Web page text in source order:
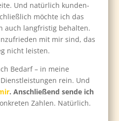
Und natürlich kunden-
möchte ich das
auch langfristig behalten.
mit mir sind, das
nicht leisten.
Bedarf – in meine
rein. Und
. Anschließend sende ich
Zahlen. Natürlich.